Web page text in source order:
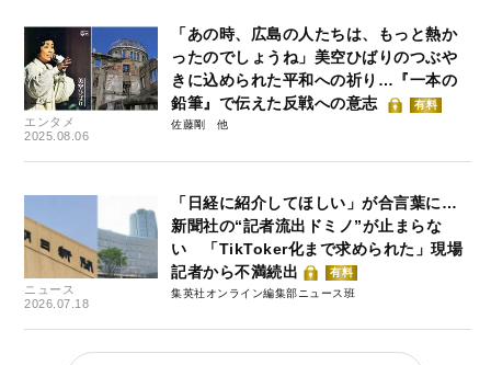
エンタメ
2025.08.06
「あの時、広島の人たちは、もっと熱か
ったのでしょうね」美空ひばりのつぶや
きに込められた平和への祈り…『一本の
鉛筆』で伝えた反戦への意志
有料
佐藤剛
ニュース
2026.07.18
「日経に紹介してほしい」が合言葉に…
新聞社の“記者流出ドミノ”が止まらな
い 「TikToker化まで求められた」現場
記者から不満続出
有料
集英社オンライン編集部ニュース班